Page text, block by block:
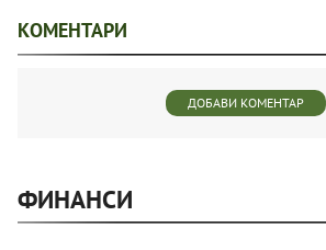
КОМЕНТАРИ
ДОБАВИ КОМЕНТАР
ФИНАНСИ